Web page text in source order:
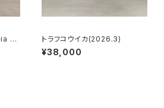
A
トラフコウイカ(2026.3)
¥38,000